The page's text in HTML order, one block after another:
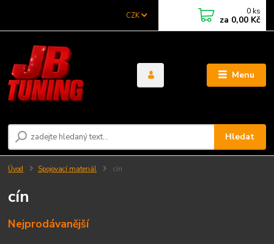
Menu
CZK
Hledat
0 ks
za 0,00 Kč
Úvod Spojovací materiál cín
cín
Nejprodávanější